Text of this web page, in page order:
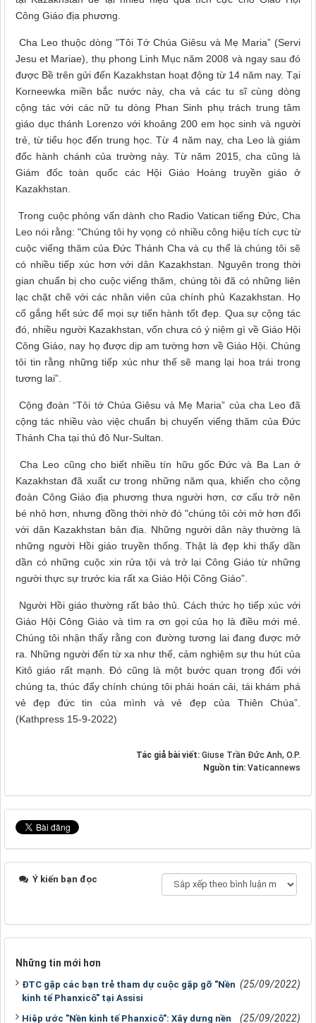
Công Giáo địa phương.
Cha Leo thuộc dòng "Tôi Tớ Chúa Giêsu và Mẹ Maria” (Servi
Jesu et Mariae), thụ phong Linh Mục năm 2008 và ngay sau đó
được Bề trên gửi đến Kazakhstan hoạt động từ 14 năm nay. Tại
Korneewka miền bắc nước này, cha và các tu sĩ cùng dòng
cộng tác với các nữ tu dòng Phan Sinh phụ trách trung tâm
giáo dục thánh Lorenzo với khoảng 200 em học sinh và người
trẻ, từ tiểu học đến trung học. Từ 4 năm nay, cha Leo là giám
đốc hành chánh của trường này. Từ năm 2015, cha cũng là
Giám đốc toàn quốc các Hội Giáo Hoàng truyền giáo ở
Kazakhstan.
Trong cuộc phỏng vấn dành cho Radio Vatican tiếng Đức, Cha
Leo nói rằng: "Chúng tôi hy vọng có nhiều công hiệu tích cực từ
cuộc viếng thăm của Đức Thánh Cha và cụ thể là chúng tôi sẽ
có nhiều tiếp xúc hơn với dân Kazakhstan. Nguyên trong thời
gian chuẩn bị cho cuộc viếng thăm, chúng tôi đã có những liên
lạc chặt chẽ với các nhân viên của chính phủ Kazakhstan. Họ
cố gắng hết sức để mọi sự tiến hành tốt đẹp. Qua sự cộng tác
đó, nhiều người Kazakhstan, vốn chưa có ý niệm gì về Giáo Hội
Công Giáo, nay họ được dịp am tường hơn về Giáo Hội. Chúng
tôi tin rằng những tiếp xúc như thế sẽ mang lại hoa trái trong
tương lai”.
Cộng đoàn “Tôi tớ Chúa Giêsu và Mẹ Maria” của cha Leo đã
cộng tác nhiều vào việc chuẩn bị chuyến viếng thăm của Đức
Thánh Cha tại thủ đô Nur-Sultan.
Cha Leo cũng cho biết nhiều tín hữu gốc Đức và Ba Lan ở
Kazakhstan đã xuất cư trong những năm qua, khiến cho cộng
đoàn Công Giáo địa phương thưa người hơn, cơ cấu trở nên
bé nhỏ hơn, nhưng đồng thời nhờ đó "chúng tôi cởi mở hơn đối
với dân Kazakhstan bản địa. Những người dân này thường là
những người Hồi giáo truyền thống. Thật là đẹp khi thấy dần
dần có những cuộc xin rửa tội và trở lại Công Giáo từ những
người thực sự trước kia rất xa Giáo Hội Công Giáo”.
Người Hồi giáo thường rất bảo thủ. Cách thức họ tiếp xúc với
Giáo Hội Công Giáo và tìm ra ơn gọi của họ là điều mới mẻ.
Chúng tôi nhận thấy rằng con đường tương lai đang được mở
ra. Những người đến từ xa như thế, cảm nghiệm sự thu hút của
Kitô giáo rất mạnh. Đó cũng là một bước quan trọng đối với
chúng ta, thúc đẩy chính chúng tôi phải hoán cải, tái khám phá
vẻ đẹp đức tin của mình và vẻ đẹp của Thiên Chúa”.
(Kathpress 15-9-2022)
Tác giả bài viết: Giuse Trần Đức Anh, O.P.
Nguồn tin: Vaticannews
Ý kiến bạn đọc
Những tin mới hơn
ĐTC gặp các bạn trẻ tham dự cuộc gặp gỡ "Nền
kinh tế Phanxicô" tại Assisi
(25/09/2022)
Hiệp ước "Nền kinh tế Phanxicô": Xây dựng nền
(25/09/2022)